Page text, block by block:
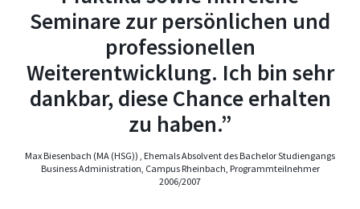
Seminare zur persönlichen und
professionellen
Weiterentwicklung. Ich bin sehr
dankbar, diese Chance erhalten
zu haben.”
Max Biesenbach (MA (HSG)) , Ehemals Absolvent des Bachelor Studiengangs
Business Administration, Campus Rheinbach, Programmteilnehmer
2006/2007